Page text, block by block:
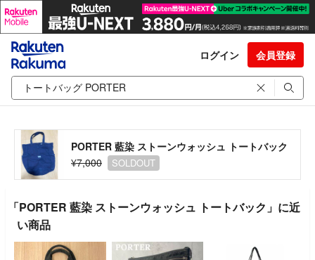
ログイン 会員登録
PORTER 藍染 ストーンウォッシュ トートバック
¥7,000
SOLDOUT
「PORTER 藍染 ストーンウォッシュ トートバック」に近
い商品